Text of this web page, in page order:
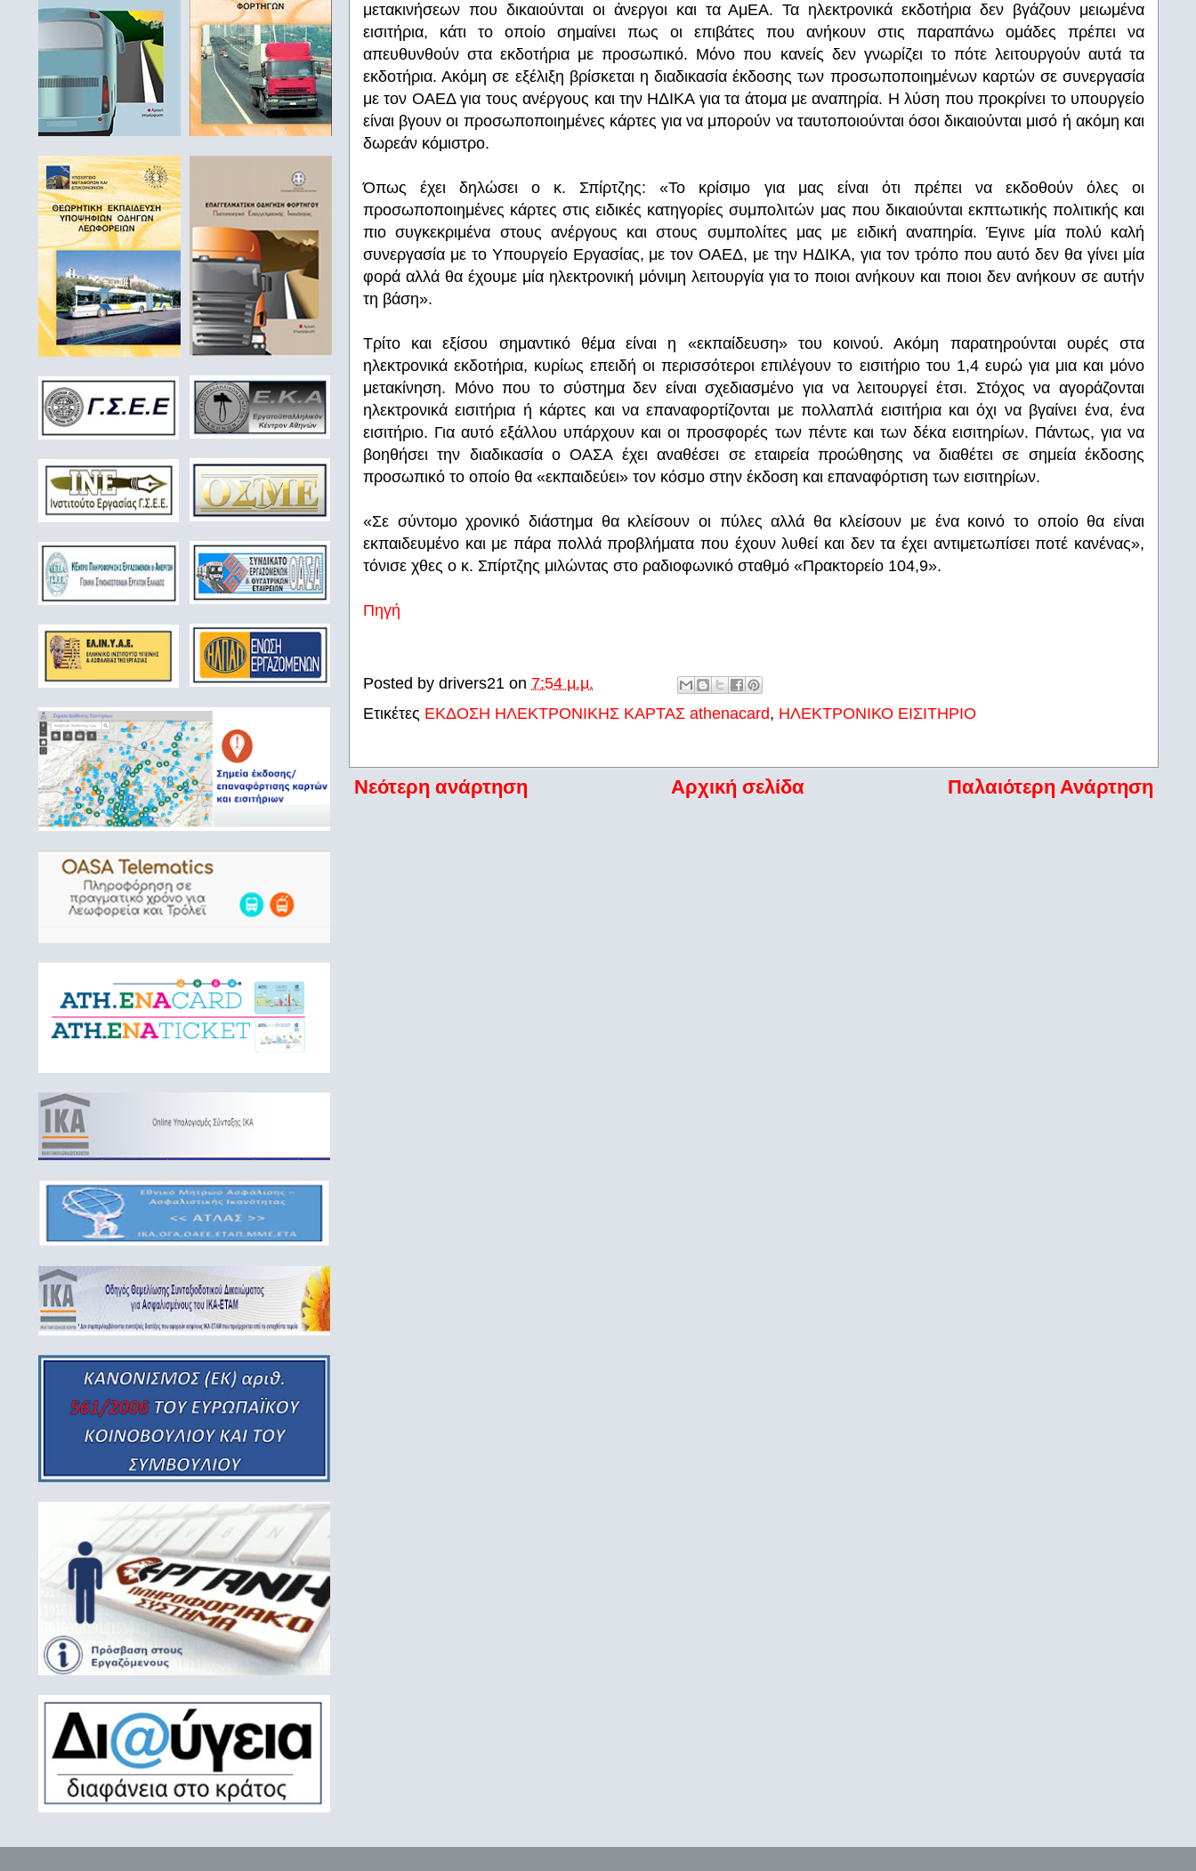
μετακινήσεων που δικαιούνται οι άνεργοι και τα ΑμΕΑ. Τα ηλεκτρονικά εκδοτήρια δεν βγάζουν μειωμένα
εισιτήρια, κάτι το οποίο σημαίνει πως οι επιβάτες που ανήκουν στις παραπάνω ομάδες πρέπει να
απευθυνθούν στα εκδοτήρια με προσωπικό. Μόνο που κανείς δεν γνωρίζει το πότε λειτουργούν αυτά τα
εκδοτήρια. Ακόμη σε εξέλιξη βρίσκεται η διαδικασία έκδοσης των προσωποποιημένων καρτών σε συνεργασία
με τον ΟΑΕΔ για τους ανέργους και την ΗΔΙΚΑ για τα άτομα με αναπηρία. Η λύση που προκρίνει το υπουργείο
είναι βγουν οι προσωποποιημένες κάρτες για να μπορούν να ταυτοποιούνται όσοι δικαιούνται μισό ή ακόμη και
δωρεάν κόμιστρο.
Όπως έχει δηλώσει ο κ. Σπίρτζης: «Το κρίσιμο για μας είναι ότι πρέπει να εκδοθούν όλες οι
προσωποποιημένες κάρτες στις ειδικές κατηγορίες συμπολιτών μας που δικαιούνται εκπτωτικής πολιτικής και
πιο συγκεκριμένα στους ανέργους και στους συμπολίτες μας με ειδική αναπηρία. Έγινε μία πολύ καλή
συνεργασία με το Υπουργείο Εργασίας, με τον ΟΑΕΔ, με την ΗΔΙΚΑ, για τον τρόπο που αυτό δεν θα γίνει μία
φορά αλλά θα έχουμε μία ηλεκτρονική μόνιμη λειτουργία για το ποιοι ανήκουν και ποιοι δεν ανήκουν σε αυτήν
τη βάση».
Τρίτο και εξίσου σημαντικό θέμα είναι η «εκπαίδευση» του κοινού. Ακόμη παρατηρούνται ουρές στα
ηλεκτρονικά εκδοτήρια, κυρίως επειδή οι περισσότεροι επιλέγουν το εισιτήριο του 1,4 ευρώ για μια και μόνο
μετακίνηση. Μόνο που το σύστημα δεν είναι σχεδιασμένο για να λειτουργεί έτσι. Στόχος να αγοράζονται
ηλεκτρονικά εισιτήρια ή κάρτες και να επαναφορτίζονται με πολλαπλά εισιτήρια και όχι να βγαίνει ένα, ένα
εισιτήριο. Για αυτό εξάλλου υπάρχουν και οι προσφορές των πέντε και των δέκα εισιτηρίων. Πάντως, για να
βοηθήσει την διαδικασία ο ΟΑΣΑ έχει αναθέσει σε εταιρεία προώθησης να διαθέτει σε σημεία έκδοσης
προσωπικό το οποίο θα «εκπαιδεύει» τον κόσμο στην έκδοση και επαναφόρτιση των εισιτηρίων.
«Σε σύντομο χρονικό διάστημα θα κλείσουν οι πύλες αλλά θα κλείσουν με ένα κοινό το οποίο θα είναι
εκπαιδευμένο και με πάρα πολλά προβλήματα που έχουν λυθεί και δεν τα έχει αντιμετωπίσει ποτέ κανένας»,
τόνισε χθες ο κ. Σπίρτζης μιλώντας στο ραδιοφωνικό σταθμό «Πρακτορείο 104,9».
Πηγή
Posted by drivers21 on 7:54 μ.μ.
Ετικέτες ΕΚΔΟΣΗ ΗΛΕΚΤΡΟΝΙΚΗΣ ΚΑΡΤΑΣ athenacard, ΗΛΕΚΤΡΟΝΙΚΟ ΕΙΣΙΤΗΡΙΟ
Νεότερη ανάρτηση Παλαιότερη Ανάρτηση
Αρχική σελίδα